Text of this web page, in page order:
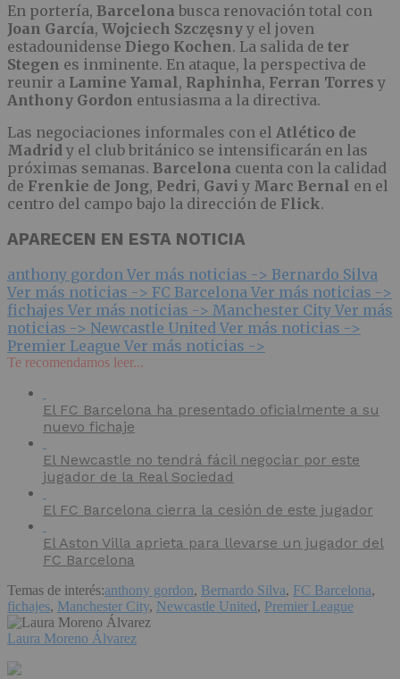
En portería, Barcelona busca renovación total con
Joan García, Wojciech Szczęsny y el joven
estadounidense Diego Kochen. La salida de ter
Stegen es inminente. En ataque, la perspectiva de
reunir a Lamine Yamal, Raphinha, Ferran Torres y
Anthony Gordon entusiasma a la directiva.
Las negociaciones informales con el Atlético de
Madrid y el club británico se intensificarán en las
próximas semanas. Barcelona cuenta con la calidad
de Frenkie de Jong, Pedri, Gavi y Marc Bernal en el
centro del campo bajo la dirección de Flick.
APARECEN EN ESTA NOTICIA
anthony gordon Ver más noticias -> Bernardo Silva
Ver más noticias -> FC Barcelona Ver más noticias ->
fichajes Ver más noticias -> Manchester City Ver más
noticias -> Newcastle United Ver más noticias ->
Premier League Ver más noticias ->
Te recomendamos leer...
El FC Barcelona ha presentado oficialmente a su
nuevo fichaje
El Newcastle no tendrá fácil negociar por este
jugador de la Real Sociedad
El FC Barcelona cierra la cesión de este jugador
El Aston Villa aprieta para llevarse un jugador del
FC Barcelona
Temas de interés:anthony gordon, Bernardo Silva, FC Barcelona,
fichajes, Manchester City, Newcastle United, Premier League
Laura Moreno Álvarez